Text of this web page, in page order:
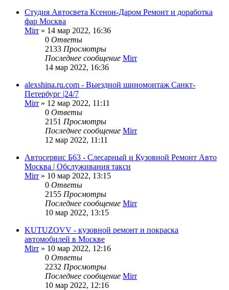
Студия Автосвета Ксенон-Даром Ремонт и доработка
фар Москва
Mirr» 14 мар 2022, 16:36
0 Ответы
2133 Просмотры
Последнее сообщение Mirr
14 мар 2022, 16:36
alexshina.ru.com - Выездной шиномонтаж Санкт-
Петербург |24/7
Mirr» 12 мар 2022, 11:11
0 Ответы
2151 Просмотры
Последнее сообщение Mirr
12 мар 2022, 11:11
Автосервис Б63 - Слесарный и Кузовной Ремонт Авто
Москва | Обслуживания такси
Mirr» 10 мар 2022, 13:15
0 Ответы
2155 Просмотры
Последнее сообщение Mirr
10 мар 2022, 13:15
KUTUZOVV - кузовной ремонт и покраска
автомобилей в Москве
Mirr» 10 мар 2022, 12:16
0 Ответы
2232 Просмотры
Последнее сообщение Mirr
10 мар 2022, 12:16